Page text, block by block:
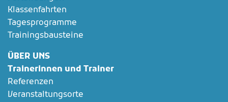
Klassenfahrten
Tagesprogramme
Trainingsbausteine
ÜBER UNS
Trainerinnen und Trainer
Referenzen
Veranstaltungsorte